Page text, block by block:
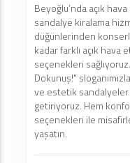
Beyoğlu’nda açık
sandalye kiralama
düğünlerinden
kadar farklı açık
seçenekleri
Dokunuş!"
ve estetik
getiriyoruz. Hem
seçenekleri ile
yaşatın.